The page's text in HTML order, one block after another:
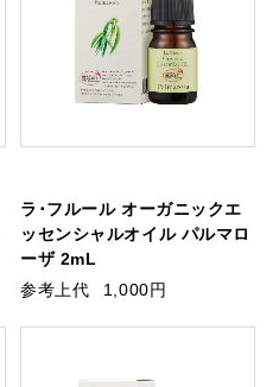
ラ･フルール オーガニックエ
ッセンシャルオイル パルマロ
ーザ 2mL
参考上代
1,000円